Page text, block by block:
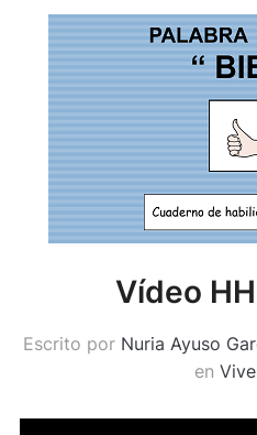
Vídeo
Escrito por Nuria Ayuso
en